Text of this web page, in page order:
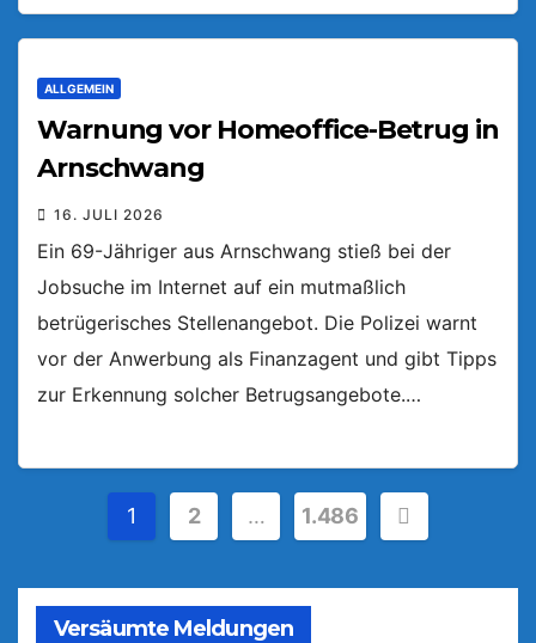
ALLGEMEIN
Warnung vor Homeoffice-Betrug in
Arnschwang
16. JULI 2026
Ein 69-Jähriger aus Arnschwang stieß bei der
Jobsuche im Internet auf ein mutmaßlich
betrügerisches Stellenangebot. Die Polizei warnt
vor der Anwerbung als Finanzagent und gibt Tipps
zur Erkennung solcher Betrugsangebote.…
Seitennummerierung
Beiträge
1 2 … 1.486
Versäumte Meldungen